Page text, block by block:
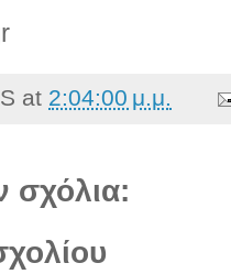
at 2:04:00 μ.μ.
σχόλια: